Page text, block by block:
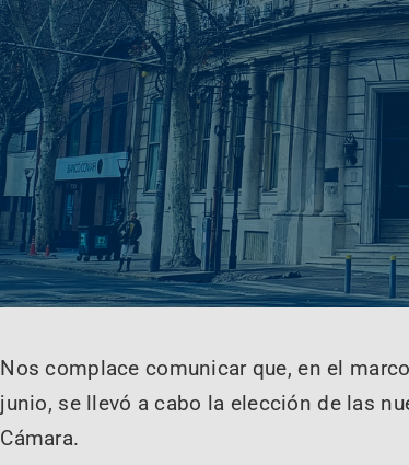
Nos complace comunicar que, en el
junio, se llevó a cabo la elección de las
Cámara.